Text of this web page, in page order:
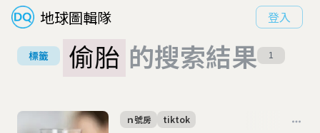
地球圖輯隊 登入
標籤 偷胎 的搜索結果 1
ｎ號房 tiktok